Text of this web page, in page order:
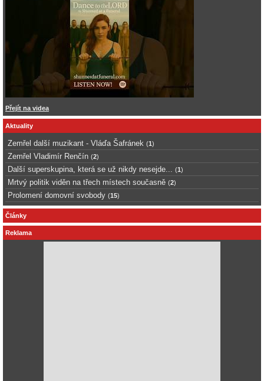
Přejít na videa
Aktuality
Zemřel další muzikant - Vláďa Šafránek (1)
Zemřel Vladimír Renčín (2)
Další superskupina, která se už nikdy nesejde... (1)
Mrtvý politik viděn na třech místech současně (2)
Prolomení domovní svobody (15)
Články
Reklama